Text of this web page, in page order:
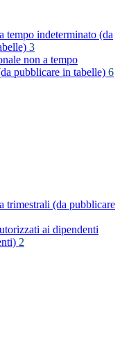
tempo indeterminato (da
3
non a tempo
pubblicare in tabelle) 6
trimestrali (da pubblicare
ai dipendenti
2